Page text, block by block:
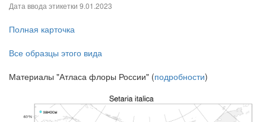
Дата ввода этикетки 9.01.2023
Полная карточка
Все образцы этого вида
Материалы "Атласа флоры России" (подробности)